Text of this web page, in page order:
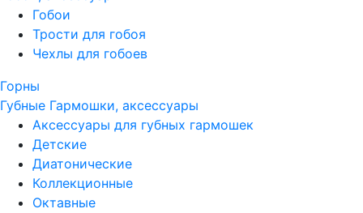
Гобои
Трости для гобоя
Чехлы для гобоев
Горны
Губные Гармошки, аксессуары
Аксессуары для губных гармошек
Детские
Диатонические
Коллекционные
Октавные